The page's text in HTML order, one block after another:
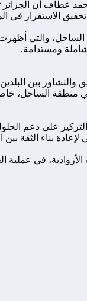
عطاف أن
في
والتي
ومستدامة.
بين
الساحل،
على دعم
بناء الثقة بين
في